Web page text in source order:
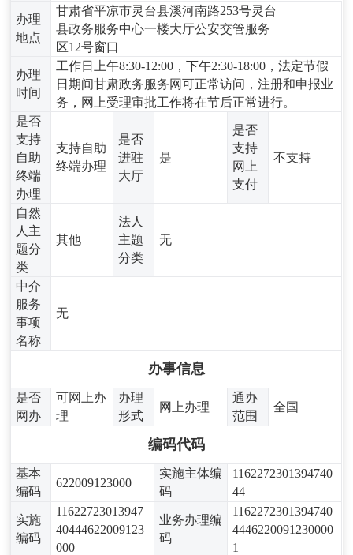
办理
地点
甘肃省平凉市灵台县溪河南路253号灵台
县政务服务中心一楼大厅公安交管服务
区12号窗口
办理
时间
工作日上午8:30-12:00，下午2:30-18:00，法定节假
日期间甘肃政务服务网可正常访问，注册和申报业
务，网上受理审批工作将在节后正常进行。
是否
支持
自助
终端
办理
支持自助
终端办理
是否
进驻
大厅
是
是否
支持
网上
支付
不支持
自然
人主
题分
类
其他
法人
主题
分类
无
中介
服务
事项
名称
无
办事信息
是否
网办
可网上办
理
办理
形式
网上办理
通办
范围
全国
编码代码
基本
编码
622009123000
实施主体编
码
1162272301394740
44
实施
编码
11622723013947
40444622009123
000
业务办理编
码
1162272301394740
4446220091230000
1